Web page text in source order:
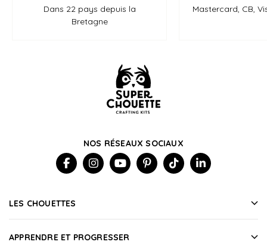
Dans 22 pays depuis la
Bretagne
Mastercard, CB,
NOS RÉSEAUX SOCIAUX
LES CHOUETTES
APPRENDRE ET PROGRESSER